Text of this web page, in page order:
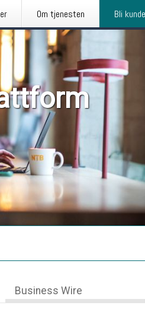
Om tjenesten Bli kunde
Business Wire